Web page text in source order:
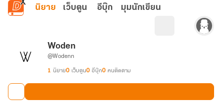
ข้ามไปยังเนื้อหาหลัก
นิยาย เว็บตูน อีบุ๊ก มุมนักเขียน
Woden
@Wodenn
1 นิยาย0 เว็บตูน0 อีบุ๊ก0 คนติดตาม